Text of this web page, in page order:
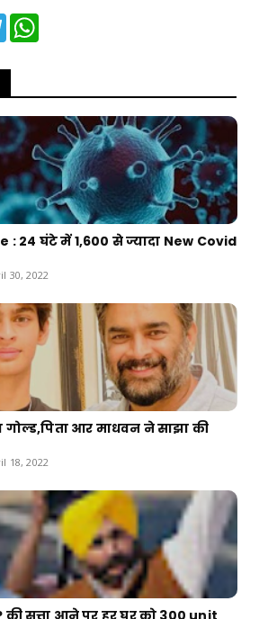
Telegram
: 24 घंटे में 1,600 से ज्यादा New Covid
30, 2022
गोल्ड,पिता आर माधवन ने साझा की
18, 2022